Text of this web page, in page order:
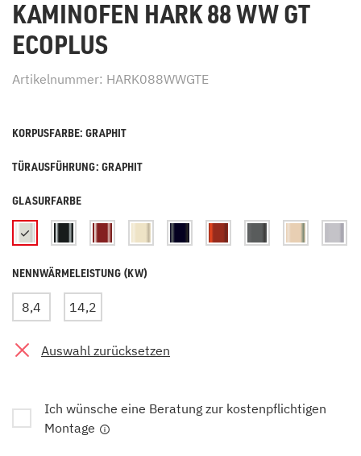
KAMINOFEN HARK 88 WW GT
ECOPLUS
Artikelnummer: HARK088WWGTE
KORPUSFARBE: GRAPHIT
TÜRAUSFÜHRUNG: GRAPHIT
GLASURFARBE
NENNWÄRMELEISTUNG (KW)
8,4 14,2
Auswahl zurücksetzen
Ich wünsche eine Beratung zur kostenpflichtigen
Montage